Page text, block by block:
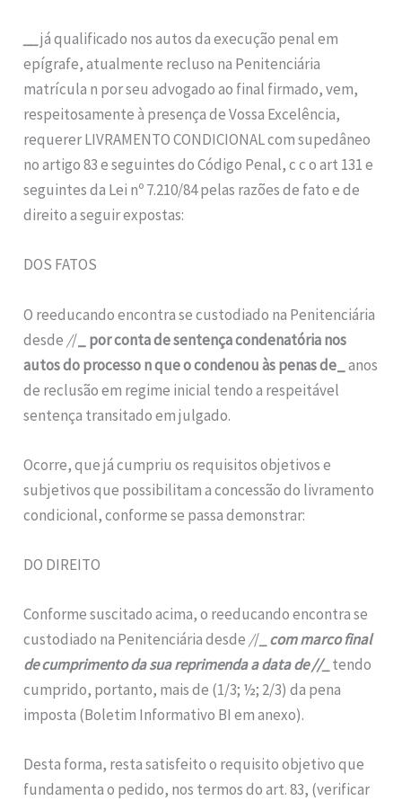
já qualificado nos autos da execução penal em
epígrafe, atualmente recluso na Penitenciária
matrícula n por seu advogado ao final firmado, vem,
respeitosamente à presença de Vossa Excelência,
requerer LIVRAMENTO CONDICIONAL com supedâneo
no artigo 83 e seguintes do Código Penal, c c o art 131 e
seguintes da Lei nº 7.210/84 pelas razões de fato e de
direito a seguir expostas:
DOS FATOS
O reeducando encontra se custodiado na Penitenciária
desde // _ por conta de sentença condenatória nos
autos do processo n que o condenou às penas de_ anos
de reclusão em regime inicial tendo a respeitável
sentença transitado em julgado.
Ocorre, que já cumpriu os requisitos objetivos e
subjetivos que possibilitam a concessão do livramento
condicional, conforme se passa demonstrar:
DO DIREITO
Conforme suscitado acima, o reeducando encontra se
custodiado na Penitenciária desde // _ com marco final
de cumprimento da sua reprimenda a data de //_ tendo
cumprido, portanto, mais de (1/3; ½; 2/3) da pena
imposta (Boletim Informativo BI em anexo).
Desta forma, resta satisfeito o requisito objetivo que
fundamenta o pedido, nos termos do art. 83, (verificar